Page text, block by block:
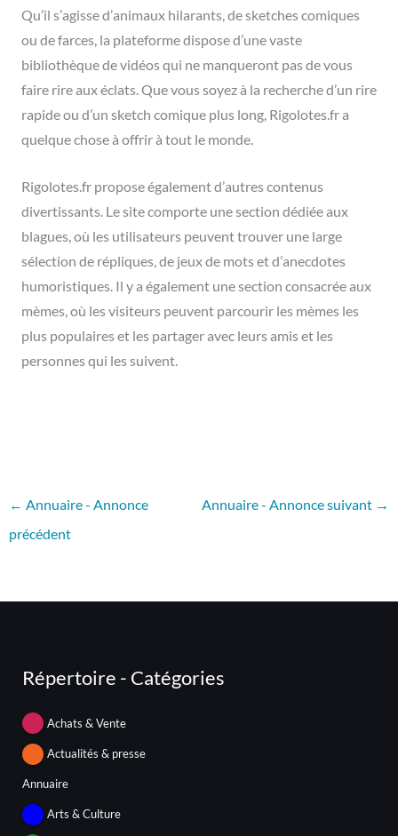
Qu’il s’agisse d’animaux hilarants, de sketches comiques
ou de farces, la plateforme dispose d’une vaste
bibliothèque de vidéos qui ne manqueront pas de vous
faire rire aux éclats. Que vous soyez à la recherche d’un rire
rapide ou d’un sketch comique plus long, Rigolotes.fr a
quelque chose à offrir à tout le monde.
Rigolotes.fr propose également d’autres contenus
divertissants. Le site comporte une section dédiée aux
blagues, où les utilisateurs peuvent trouver une large
sélection de répliques, de jeux de mots et d’anecdotes
humoristiques. Il y a également une section consacrée aux
mèmes, où les visiteurs peuvent parcourir les mèmes les
plus populaires et les partager avec leurs amis et les
personnes qui les suivent.
← Annuaire - Annonce
précédent
Annuaire - Annonce suivant →
Répertoire - Catégories
Achats & Vente
Actualités & presse
Annuaire
Arts & Culture